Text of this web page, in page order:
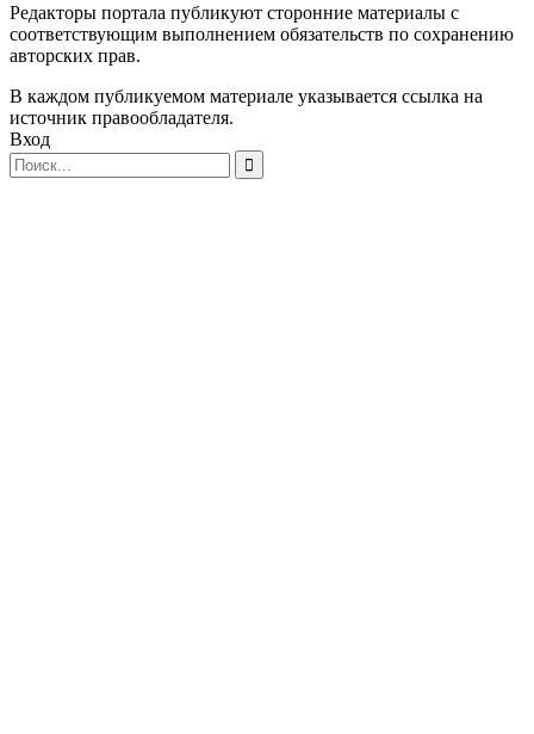
Редакторы портала публикуют сторонние материалы с
соответствующим выполнением обязательств по сохранению
авторских прав.
В каждом публикуемом материале указывается ссылка на
источник правообладателя.
Вход